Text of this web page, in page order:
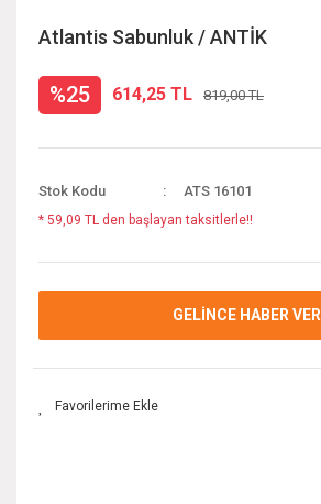
Atlantis Sabunluk / ANTİK
%25 614,25 TL 819,00 TL
Stok Kodu ATS 16101
* 59,09 TL den başlayan taksitlerle!!
GELİNCE HABER VER